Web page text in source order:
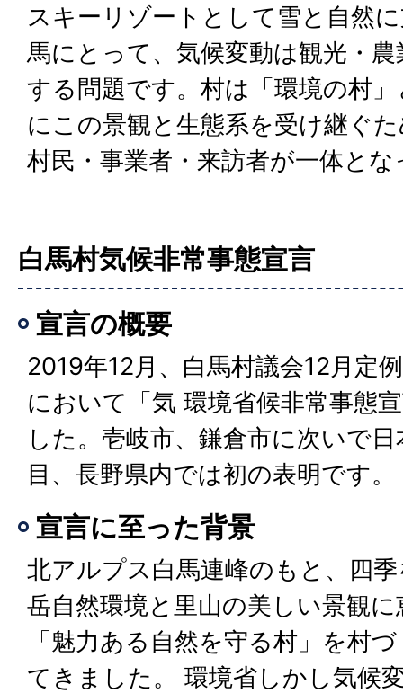
スキーリゾートとして雪と自然
馬にとって、気候変動は観光・
する問題です。村は「環境の村
にこの景観と生態系を受け継ぐ
村民・事業者・来訪者が一体と
白馬村気候非常事態宣言
宣言の概要
2019年12月、白馬村議会12月定
において「気 環境省候非常事態
した。壱岐市、鎌倉市に次いで
目、長野県内では初の表明です。
宣言に至った背景
北アルプス白馬連峰のもと、四
岳自然環境と里山の美しい景観
「魅力ある自然を守る村」を村
てきました。 環境省しかし気候